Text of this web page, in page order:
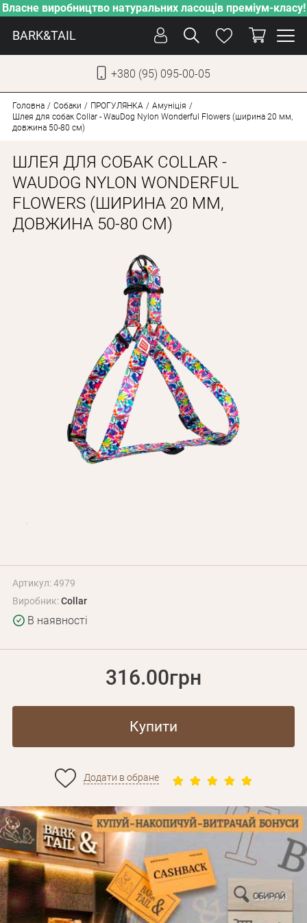
Власне виробництво натуральних ласощів преміум-класу!
BARK&TAIL
+380 (95) 095-00-05
ПІКЛУВАННЯ
ВІД СПЕКИ
ВЛАСНЕ ВИРОБНИЦТВО
НОВИНКИ
АКЦІЇ
ДЛЯ КОТІВ
Оплата і доставка
Програма лояльності
Про Нас
Оптовим клієнтам
Контакти
+380 (95) 095-00-05
Головна Собаки ПРОГУЛЯНКА
Амуніція
Шлея для собак Collar - WauDog Nylon Wonderful Flowers (ширина 20 мм,
довжина 50-80 см)
ШЛЕЯ ДЛЯ СОБАК COLLAR -
WAUDOG NYLON WONDERFUL
FLOWERS (ШИРИНА 20 ММ,
ДОВЖИНА 50-80 СМ)
Артикул: 4979
Виробник:Collar
В наявності
316.00грн
Купити
Додати в обране